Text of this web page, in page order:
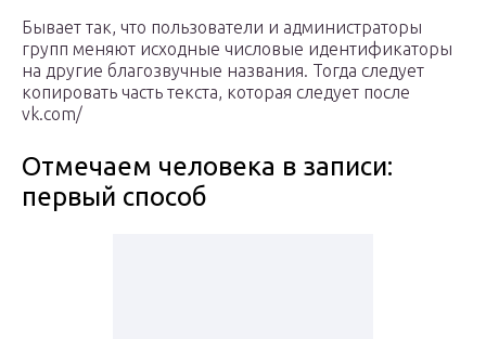
Бывает так, что пользователи и администраторы
групп меняют исходные числовые идентификаторы
на другие благозвучные названия. Тогда следует
копировать часть текста, которая следует после
vk.com/
Отмечаем человека в записи:
первый способ